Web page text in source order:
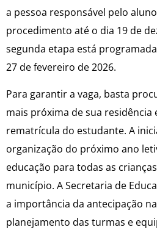
a pessoa responsável pelo
procedimento até o dia 19 de
segunda etapa está
27 de fevereiro de 2026.
Para garantir a vaga, basta
mais próxima de sua
rematrícula do estudante. A
organização do próximo ano
educação para todas as
município. A Secretaria de
a importância da antecipação
planejamento das turmas e